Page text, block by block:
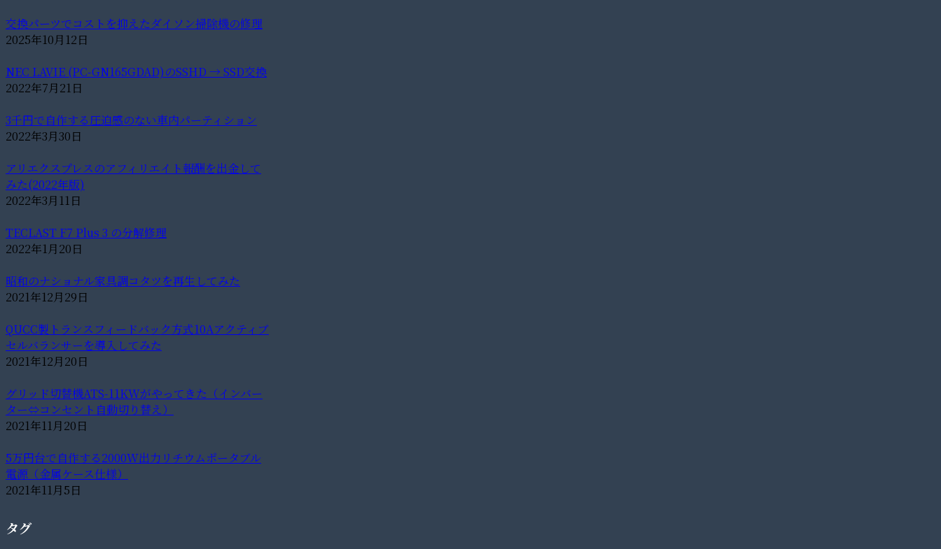
交換パーツでコストを抑えたダイソン掃除機の修理
2025年10月12日
NEC LAVIE (PC-GN165GDAD)のSSHD → SSD交換
2022年7月21日
3千円で自作する圧迫感のない車内パーティション
2022年3月30日
アリエクスプレスのアフィリエイト報酬を出金して
みた(2022年版)
2022年3月11日
TECLAST F7 Plus 3 の分解修理
2022年1月20日
昭和のナショナル家具調コタツを再生してみた
2021年12月29日
QUCC製トランスフィードバック方式10Aアクティブ
セルバランサーを導入してみた
2021年12月20日
グリッド切替機ATS-11KWがやってきた（インバー
ター⇔コンセント自動切り替え）
2021年11月20日
5万円台で自作する2000W出力リチウムポータブル
電源（金属ケース仕様）
2021年11月5日
タグ